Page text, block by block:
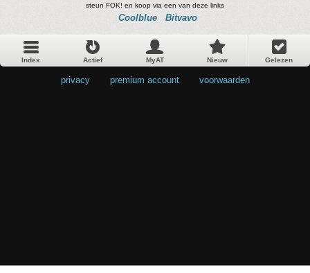
steun FOK! en koop via een van deze links
Coolblue Bitvavo
Index Actief MyAT Nieuw Gelezen
privacy premium account voorwaarden